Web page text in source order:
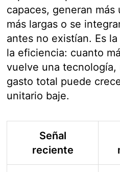
capaces, generan
más largas o se
antes no existían. Es
la eficiencia: cuanto
vuelve una tecnología,
gasto total puede
unitario baje.
Señal
reciente